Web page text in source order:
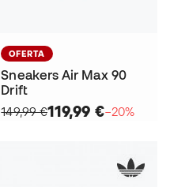
OFERTA
Sneakers Air Max 90
Drift
149,99 €119,99 €−20%